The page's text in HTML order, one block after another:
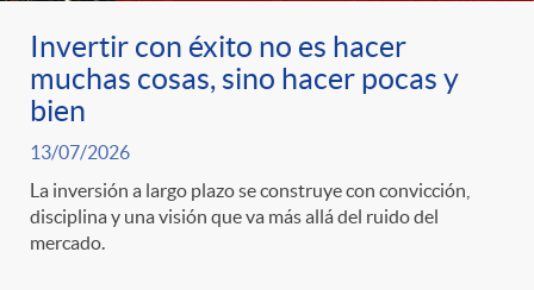
o
n
t
e
Invertir con éxito no es hacer
muchas cosas, sino hacer pocas y
bien
13/07/2026
La inversión a largo plazo se construye con convicción,
disciplina y una visión que va más allá del ruido del
mercado.